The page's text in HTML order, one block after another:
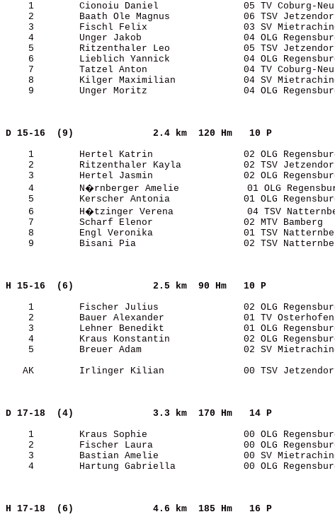
1        Cionoiu Daniel               05 TV Coburg-
2        Baath Ole Magnus             06 TSV
3        Fischl Felix                 03 SV
4        Unger Jakob                  04 OLG
5        Ritzenthaler Leo             05 TSV
6        Lieblich Yannick             04 OLG
7        Tatzel Anton                 04 TV Coburg-
8        Kilger Maximilian            04 SV
9        Unger Moritz                 04 OLG
D 15-16  (9)
2.4 km  120 Hm   10 P
1        Hertel Katrin                02 OLG
2        Ritzenthaler Kayla           02 TSV
3        Hertel Jasmin                02 OLG
4        N�rnberger Amelie            01 OLG
5        Kerscher Antonia             01 OLG
6        H�tzinger Verena             04 TSV
7        Scharf Elenor                02 MTV Bamberg
8        Engl Veronika                01 TSV
9        Bisani Pia                   02 TSV
H 15-16  (6)
2.5 km  90 Hm   10 P
1        Fischer Julius               02 OLG
2        Bauer Alexander              01 TV
3        Lehner Benedikt              01 OLG
4        Kraus Konstantin             02 OLG
5        Breuer Adam                  02 SV
AK        Irlinger Kilian              00 TSV
D 17-18  (4)
3.3 km  170 Hm   14 P
1        Kraus Sophie                 00 OLG
2        Fischer Laura                00 OLG
3        Bastian Amelie               00 SV
4        Hartung Gabriella            00 OLG
H 17-18  (6)
4.6 km  185 Hm   16 P